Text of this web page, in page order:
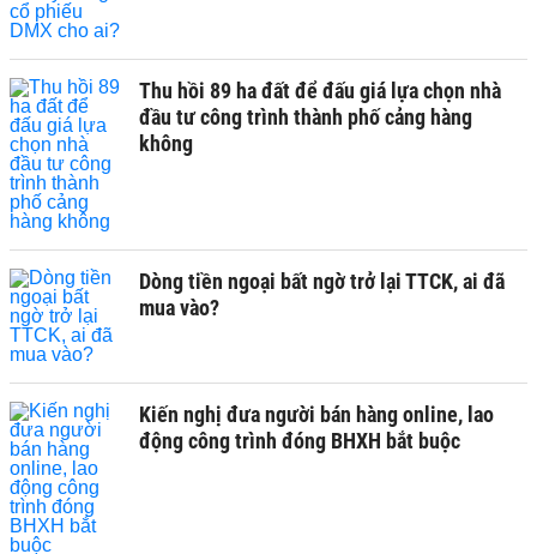
Thu hồi 89 ha đất để đấu giá lựa chọn nhà
đầu tư công trình thành phố cảng hàng
không
Dòng tiền ngoại bất ngờ trở lại TTCK, ai đã
mua vào?
Kiến nghị đưa người bán hàng online, lao
động công trình đóng BHXH bắt buộc